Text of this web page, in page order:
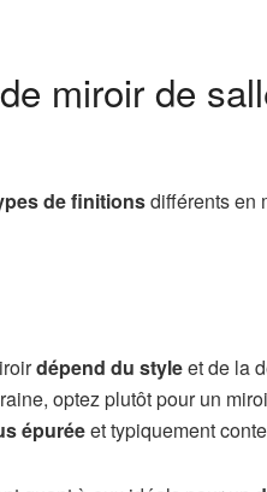
miroir de
de finitionsdifférents en
dépend du styleet de la
optez plutôt pour un
épuréeet typiquement